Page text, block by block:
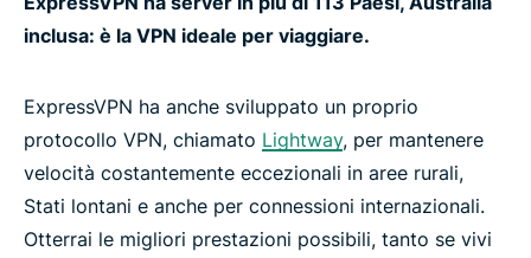
inclusa: è la VPN ideale per viaggiare.
ExpressVPN ha anche sviluppato un proprio
protocollo VPN, chiamato Lightway, per mantenere
velocità costantemente eccezionali in aree rurali,
Stati lontani e anche per connessioni internazionali.
Otterrai le migliori prestazioni possibili, tanto se vivi